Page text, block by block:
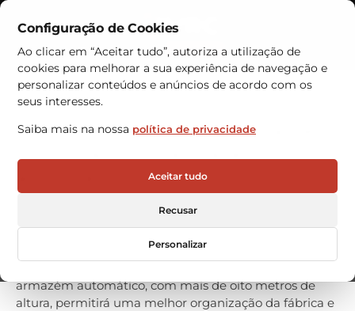
Configuração de Cookies
Ao clicar em “Aceitar tudo”, autoriza a utilização de
cookies para melhorar a sua experiência de navegação e
personalizar conteúdos e anúncios de acordo com os
seus interesses.
Saiba mais na nossa política de privacidade
Aceitar tudo
Recusar
Personalizar
Contactos
Ferreira Avelar inova linha de
produção com armazém
automático VRC
A empresa Ferreira Avelar e Irmão, em Santa Maria da
Feira, aposta na modernização da sua linha de
produção com a aquisição de um armazém
automático Hänel Rotomat. A VRC WAREHOUSE
armazém automático, com mais de oito metros de
altura, permitirá uma melhor organização da fábrica e